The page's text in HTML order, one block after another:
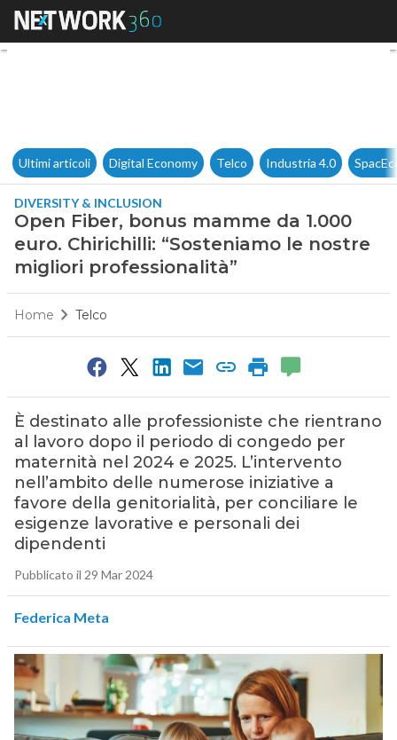
Open Fiber, bonus mamme
Ultimi articoli Digital Economy Telco Industria 4.0
DIVERSITY & INCLUSION
Open Fiber, bonus mamme da 1.000
euro. Chirichilli: “Sosteniamo le nostre
migliori professionalità”
Home Telco
È destinato alle professioniste che rientrano
al lavoro dopo il periodo di congedo per
maternità nel 2024 e 2025. L’intervento
nell’ambito delle numerose iniziative a
favore della genitorialità, per conciliare le
esigenze lavorative e personali dei
dipendenti
Pubblicato il 29 Mar 2024
Federica Meta